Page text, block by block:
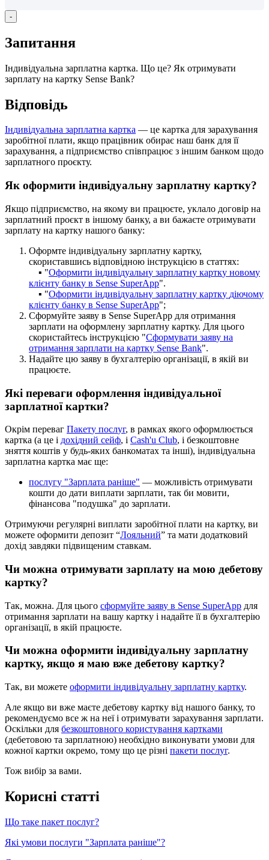
-
Запитання
Індивідуальна зарплатна картка. Що це? Як отримувати
зарплату на картку Sense Bank?
Відповідь
Індивідуальна зарплатна картка — це картка для зарахування
заробітної плати, якщо працівник обирає наш банк для її
зарахування, а підприємство співпрацює з іншим банком щодо
зарплатного проєкту.
Як оформити індивідуальну зарплатну картку?
Якщо підприємство, на якому ви працюєте, уклало договір на
зарплатний проєкт в іншому банку, а ви бажаєте отримувати
зарплату на картку нашого банку:
Оформте індивідуальну зарплатну картку,
скориставшись відповідною інструкцією в статтях:
▪ "Оформити індивідуальну зарплатну картку новому
клієнту банку в Sense SuperApp".
▪ "Оформити індивідуальну зарплатну картку діючому
клієнту банку в Sense SuperApp";
Сформуйте заяву в Sense SuperApp для отримання
зарплати на оформлену зарплатну картку. Для цього
скористайтесь інструкцією "Сформувати заяву на
отримання зарплати на картку Sense Bank".
Надайте цю заяву в бухгалтерію організації, в якій ви
працюєте.
Які переваги оформлення індивідуальної
зарплатної картки?
Окрім переваг Пакету послуг, в рамках якого оформлюється
картка (а це і дохідний сейф, і Cash'u Club, і безкоштовне
зняття коштів у будь-яких банкоматах та інші), індивідуальна
зарплатна картка має ще:
послугу "Зарплата раніше" — можливість отримувати
кошти до дати виплати зарплати, так би мовити,
фінансова "подушка" до зарплати.
Отримуючи регулярні виплати заробітної плати на картку, ви
можете оформити депозит “Лояльний” та мати додатковий
дохід завдяки підвищеним ставкам.
Чи можна отримувати зарплату на мою дебетову
картку?
Так, можна. Для цього сформуйте заяву в Sense SuperApp для
отримання зарплати на вашу картку і надайте її в бухгалтерію
організації, в якій працюєте.
Чи можна оформити індивідуальну зарплатну
картку, якщо я маю вже дебетову картку?
Так, ви можете оформити індивідуальну зарплатну картку.
Але якщо ви вже маєте дебетову картку від нашого банку, то
рекомендуємо все ж на неї і отримувати зарахування зарплати.
Оскільки для безкоштовного користування картками
(дебетовою та зарплатною) необхідно виконувати умови для
кожної картки окремо, тому що це різні пакети послуг.
Тож вибір за вами.
Корисні статті
Що таке пакет послуг?
Які умови послуги "Зарплата раніше"?